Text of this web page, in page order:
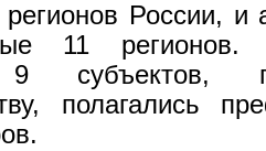
России,
11 регионов.
9 субъектов,
полагались